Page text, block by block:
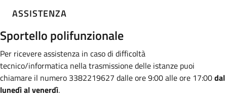
ASSISTENZA
Sportello polifunzionale
Per ricevere assistenza in caso di difficoltà
tecnico/informatica nella trasmissionedelle istanze puoi
chiamare il numero 3382219627 dalle ore 9:00 alle ore 17:00dal
lunedì al venerdì.